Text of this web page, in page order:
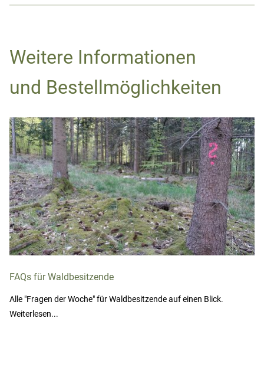
Weitere Informationen
und Bestellmöglichkeiten
FAQs für Waldbesitzende
Alle "Fragen der Woche" für Waldbesitzende auf einen Blick.
Weiterlesen...